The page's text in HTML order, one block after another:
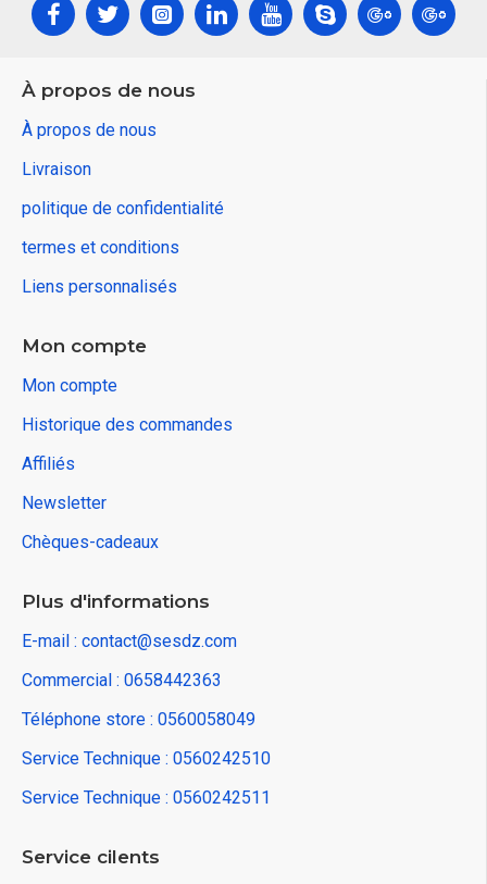
À propos de nous
À propos de nous
Livraison
politique de confidentialité
termes et conditions
Liens personnalisés
Mon compte
Mon compte
Historique des commandes
Affiliés
Newsletter
Chèques-cadeaux
Plus d'informations
E-mail : contact@sesdz.com
Commercial : 0658442363
Téléphone store : 0560058049
Service Technique : 0560242510
Service Technique : 0560242511
Service cilents